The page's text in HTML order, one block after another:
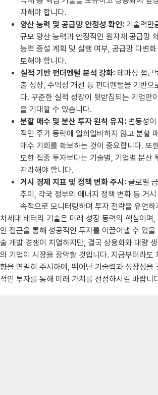
자해야 합니다.
양산 능력 및 공급망 안정성 확인: 기술력만
규모 양산 능력과 안정적인 원자재 공급망
능력 증설 계획 및 실행 여부, 공급망 다변
토해야 합니다.
실적 기반 펀더멘털 분석 강화: 테마성 접근
출 성장, 수익성 개선 등 펀더멘털을 기반으
다. 꾸준한 실적 성장이 뒷받침되는 기업만
을 기대할 수 있습니다.
분할 매수 및 분산 투자 원칙 유지: 변동성
적인 주가 등락에 일희일비하지 않고 분할
매수 기회를 확보하는 것이 중요합니다. 또
도한 집중 투자보다는 기술별, 기업별 분산
관리해야 합니다.
거시 경제 지표 및 정책 변화 주시: 글로벌
추이, 각국 정부의 에너지 정책 변화 등 거시
속적으로 모니터링하며 투자 전략을 유연
차세대 배터리 기술은 미래 성장 동력의 핵심이며,
인 접근을 통해 성공적인 투자를 이끌어낼 수 있을
술 개발 경쟁이 치열하지만, 결국 상용화와 대량
의 기업이 시장을 장악할 것입니다. 지금부터라도
향을 면밀히 주시하며, 뛰어난 기술력과 성장성을
적인 투자를 통해 미래 가치를 선점하시길 바랍니